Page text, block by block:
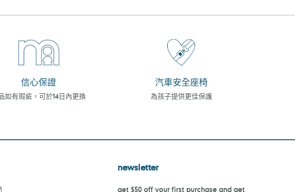
信心保證
如有瑕疵，可於14日內更換
汽車安全座椅
為孩子提供更佳保護
newsletter
get $50 off your first purchase and get